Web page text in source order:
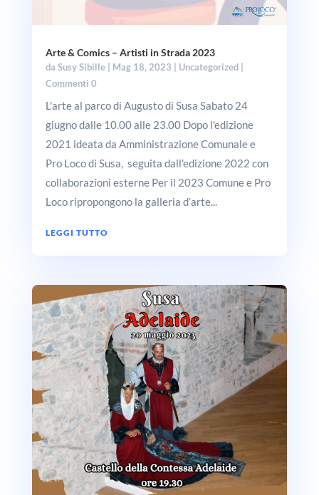
Arte & Comics – Artisti in Strada 2023
da Susy Sibille| Mag 18, 2023 | Uncategorized|
Commenti 0
L'arte al parco di Augusto di Susa Sabato 24
giugno dalle 10.00 alle 23.00 Dopo l'edizione
2021 ideata da Amministrazione Comunale e
Pro Loco di Susa, seguita dall'edizione 2022 con
collaborazioni esterne Per il 2023 Comune e Pro
Loco ripropongono la galleria d’arte...
LEGGI TUTTO